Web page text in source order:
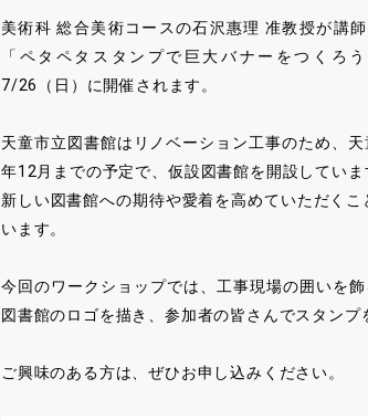
美術科 総合美術コースの石沢惠理 准教授が講
「ペタペタスタンプで巨大バナーをつくろ
7/26（日）に開催されます。
天童市立図書館はリノベーション工事のため、
年12月までの予定で、仮設図書館を開設してい
新しい図書館への期待や愛着を高めていただく
います。
今回のワークショップでは、工事現場の囲いを
図書館のロゴを描き、参加者の皆さんでスタンプ
ご興味のある方は、ぜひお申し込みください。